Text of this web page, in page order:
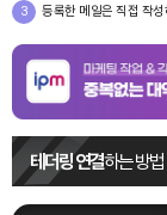
3
등록한 메일은 직접 작
테더링 연결하는 방법